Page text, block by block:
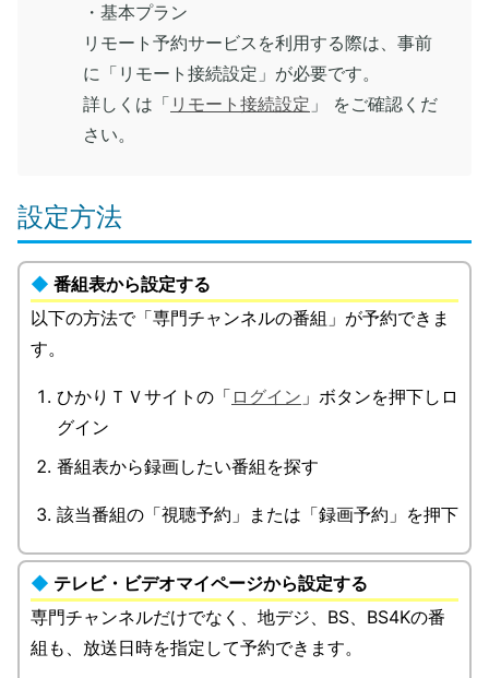
・基本プラン
リモート予約サービスを利用する際は、事前
に「リモート接続設定」が必要です。
詳しくは「 リモート接続設定 」 をご確認くだ
さい。
設定方法
番組表から設定する
以下の方法で「専門チャンネルの番組」が予約できま
す。
ひかりＴＶサイトの「 ログイン 」ボタンを押下しロ
グイン
番組表から録画したい番組を探す
該当番組の「視聴予約」または「録画予約」を押下
テレビ・ビデオマイページから設定する
専門チャンネルだけでなく、地デジ、BS、BS4Kの番
組も、放送日時を指定して予約できます。